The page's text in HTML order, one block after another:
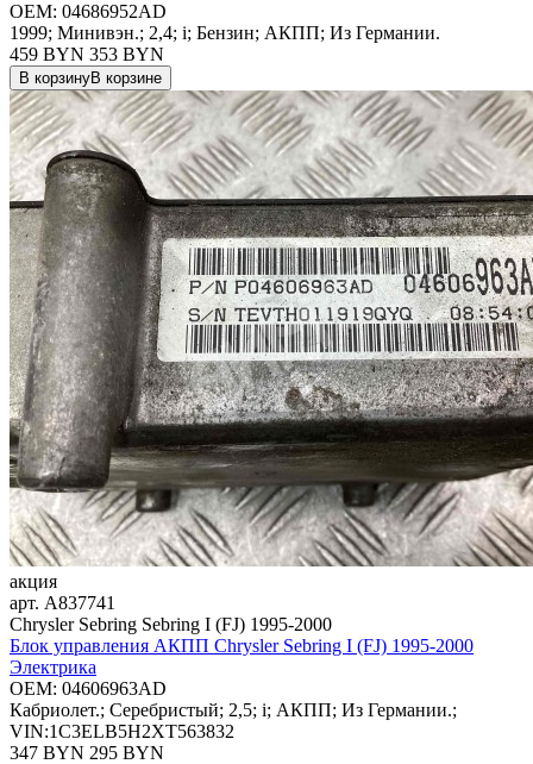
OEM: 04686952AD
1999; Минивэн.; 2,4; i; Бензин; АКПП; Из Германии.
459 BYN 353 BYN
В корзинуВ корзине
акция
арт. A837741
Chrysler Sebring Sebring I (FJ) 1995-2000
Блок управления АКПП Chrysler Sebring I (FJ) 1995-2000
Электрика
OEM: 04606963AD
Кабриолет.; Серебристый; 2,5; i; АКПП; Из Германии.;
VIN:1C3ELB5H2XT563832
347 BYN 295 BYN